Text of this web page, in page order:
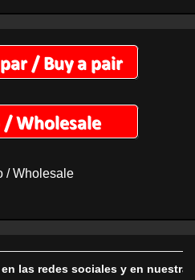
/ Wholesale
las redes sociales y en nuestra